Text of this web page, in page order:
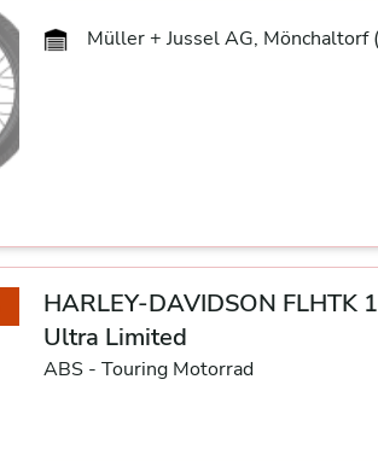
Müller + Jussel AG, Mönchaltorf
HARLEY-DAVIDSON FLHTK
Ultra Limited
ABS - Touring Motorrad